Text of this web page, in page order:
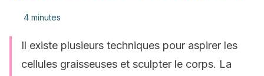
4 minutes
Il existe plusieurs techniques pour aspirer les
cellules graisseuses et sculpter le corps. La